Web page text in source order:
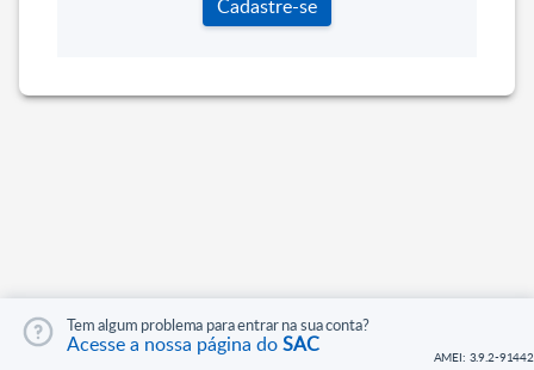
Tem algum problema para entrar na sua conta?
Acesse a nossa página doSAC
Cadastre-se
AMEI: 3.9.2-91442